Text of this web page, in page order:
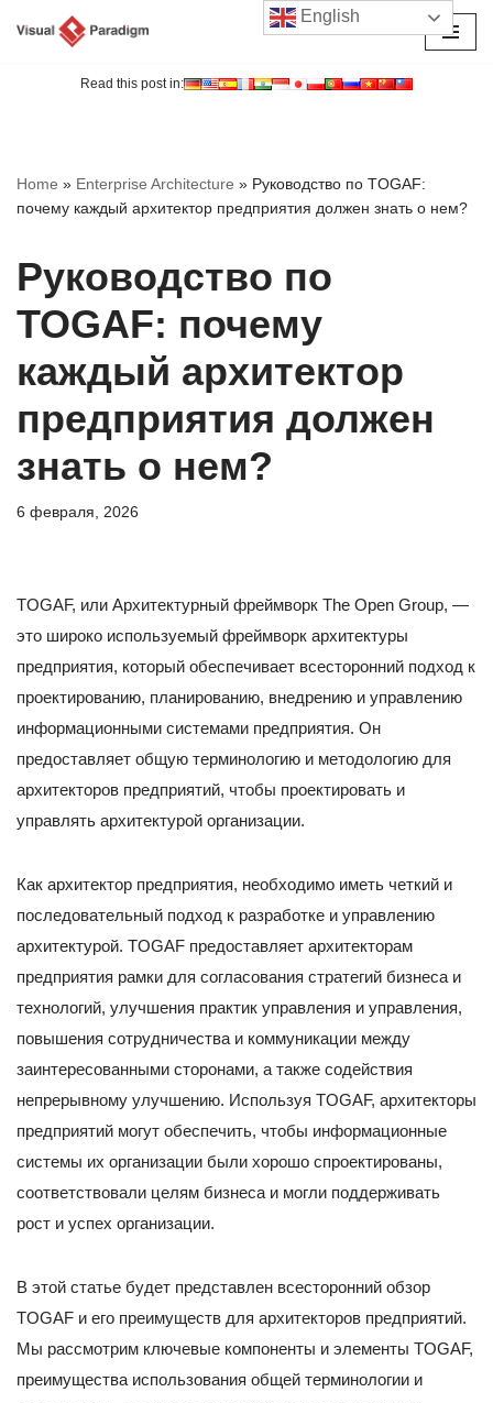
Read this post in:
Home » Enterprise Architecture » Руководство по TOGAF:
почему каждый архитектор предприятия должен знать о нем?
Руководство по
TOGAF: почему
каждый архитектор
предприятия должен
знать о нем?
6 февраля, 2026
TOGAF, или Архитектурный фреймворк The Open Group, —
это широко используемый фреймворк архитектуры
предприятия, который обеспечивает всесторонний подход к
проектированию, планированию, внедрению и управлению
информационными системами предприятия. Он
предоставляет общую терминологию и методологию для
архитекторов предприятий, чтобы проектировать и
управлять архитектурой организации.
Как архитектор предприятия, необходимо иметь четкий и
последовательный подход к разработке и управлению
архитектурой. TOGAF предоставляет архитекторам
предприятия рамки для согласования стратегий бизнеса и
технологий, улучшения практик управления и управления,
повышения сотрудничества и коммуникации между
заинтересованными сторонами, а также содействия
непрерывному улучшению. Используя TOGAF, архитекторы
предприятий могут обеспечить, чтобы информационные
системы их организации были хорошо спроектированы,
соответствовали целям бизнеса и могли поддерживать
рост и успех организации.
В этой статье будет представлен всесторонний обзор
TOGAF и его преимуществ для архитекторов предприятий.
Мы рассмотрим ключевые компоненты и элементы TOGAF,
преимущества использования общей терминологии и
English